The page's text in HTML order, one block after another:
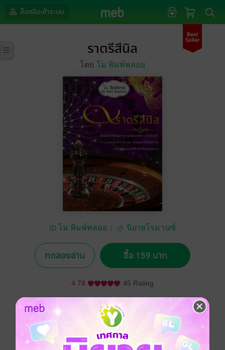
ล็อกอินเข้าระบบ
ราตรีสีนิล
โดย โม พิมพ์พลอย
โม พิมพ์พลอย นิยายโรมานซ์
ทดลองอ่าน ซื้อ 159 บาท
4.78 45 Rating
อยากได้ ซื้อเป็นของขวัญ แชร์